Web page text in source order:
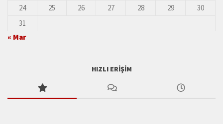
24
25 26 27 28 29
30
31
« Mar
HIZLI ERIŞIM